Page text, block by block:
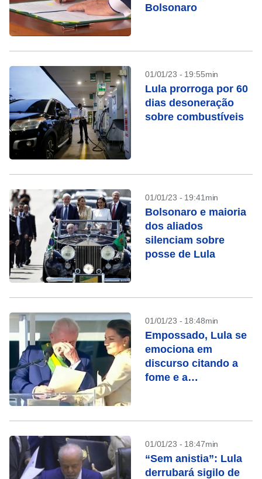
Bolsonaro
01/01/23 - 19:55min
Lula prorroga por 60
dias desoneração
sobre combustíveis
01/01/23 - 19:41min
Bolsonaro e maioria
dos aliados
silenciam sobre
posse de Lula
01/01/23 - 18:48min
Empossado, Lula se
emociona em
discurso citando a
fome e a
01/01/23 - 18:47min
“Sem anistia”: Lula
derrubará sigilo de